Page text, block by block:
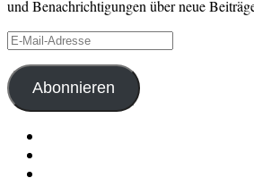
und Benachrichtigungen über neue
E-
Adresse
Abonnieren